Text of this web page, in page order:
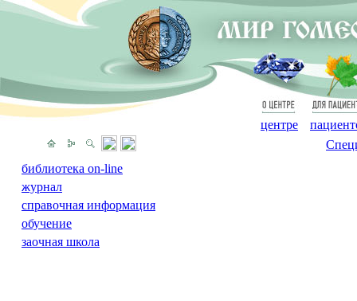
О
центре
Для
библиотека on-line
журнал
справочная информация
обучение
заочная школа